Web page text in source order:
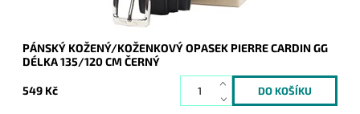
PÁNSKÝ KOŽENÝ/KOŽENKOVÝ OPASEK PIERRE CARDIN GG
DÉLKA 135/120 CM ČERNÝ
549 Kč